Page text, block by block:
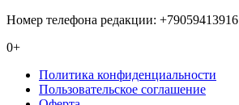
Номер телефона редакции: +79059413916
0+
Политика конфиденциальности
Пользовательское соглашение